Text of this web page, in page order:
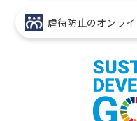
虐待防止のオンラ